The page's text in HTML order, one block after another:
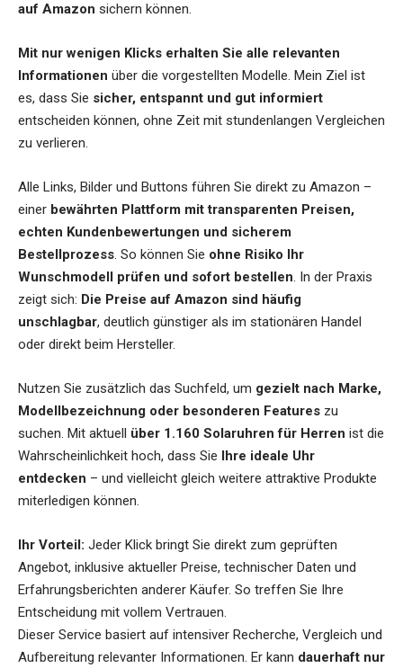
auf Amazon sichern können.
Mit nur wenigen Klicks erhalten Sie alle relevanten
Informationen über die vorgestellten Modelle. Mein Ziel ist
es, dass Sie sicher, entspannt und gut informiert
entscheiden können, ohne Zeit mit stundenlangen Vergleichen
zu verlieren.
Alle Links, Bilder und Buttons führen Sie direkt zu Amazon –
einer bewährten Plattform mit transparenten Preisen,
echten Kundenbewertungen und sicherem
Bestellprozess. So können Sie ohne Risiko Ihr
Wunschmodell prüfen und sofort bestellen. In der Praxis
zeigt sich: Die Preise auf Amazon sind häufig
unschlagbar, deutlich günstiger als im stationären Handel
oder direkt beim Hersteller.
Nutzen Sie zusätzlich das Suchfeld, um gezielt nach Marke,
Modellbezeichnung oder besonderen Features zu
suchen. Mit aktuell über 1.160 Solaruhren für Herren ist die
Wahrscheinlichkeit hoch, dass Sie Ihre ideale Uhr
entdecken – und vielleicht gleich weitere attraktive Produkte
miterledigen können.
Ihr Vorteil: Jeder Klick bringt Sie direkt zum geprüften
Angebot, inklusive aktueller Preise, technischer Daten und
Erfahrungsberichten anderer Käufer. So treffen Sie Ihre
Entscheidung mit vollem Vertrauen.
Dieser Service basiert auf intensiver Recherche, Vergleich und
Aufbereitung relevanter Informationen. Er kann dauerhaft nur